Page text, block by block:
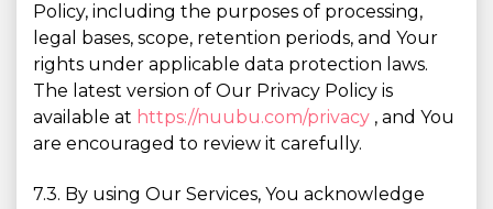
Policy, including the purposes of processing,
legal bases, scope, retention periods, and Your
rights under applicable data protection laws.
The latest version of Our Privacy Policy is
available at https://nuubu.com/privacy , and You
are encouraged to review it carefully.
7.3. By using Our Services, You acknowledge